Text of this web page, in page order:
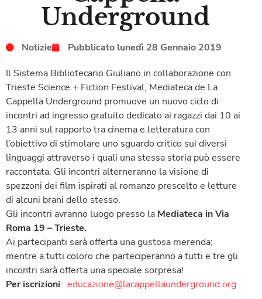
Underground
Notizie Pubblicato lunedì 28 Gennaio 2019
Il Sistema Bibliotecario Giuliano in collaborazione con
Trieste Science + Fiction Festival, Mediateca de La
Cappella Underground promuove un nuovo ciclo di
incontri ad ingresso gratuito dedicato ai ragazzi dai 10 ai
13 anni sul rapporto tra cinema e letteratura con
l’obiettivo di stimolare uno sguardo critico sui diversi
linguaggi attraverso i quali una stessa storia può essere
raccontata. Gli incontri alterneranno la visione di
spezzoni dei film ispirati al romanzo prescelto e letture
di alcuni brani dello stesso.
Gli incontri avranno luogo presso la Mediateca in Via
Roma 19 – Trieste.
Ai partecipanti sarà offerta una gustosa merenda;
mentre a tutti coloro che parteciperanno a tutti e tre gli
incontri sarà offerta una speciale sorpresa!
Per iscrizioni: educazione@lacappellaunderground.org